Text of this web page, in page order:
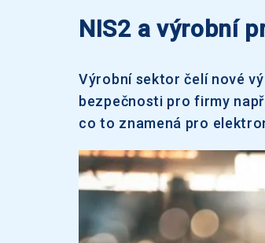
NIS2 a výrobní
Výrobní sektor čelí nové
bezpečnosti pro firmy
co to znamená pro